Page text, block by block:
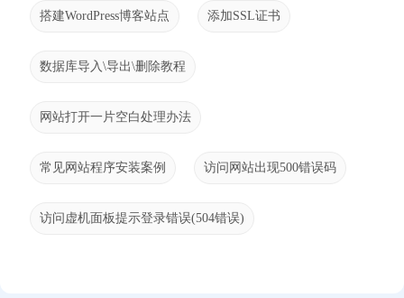
搭建WordPress博客站点 添加SSL证书
数据库导入\导出\删除教程
网站打开一片空白处理办法
常见网站程序安装案例 访问网站出现500错误码
访问虚机面板提示登录错误(504错误)